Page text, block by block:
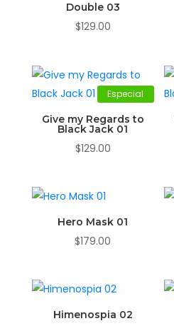
Double 03
$129.00
Especial
Give my Regards to
Black Jack 01
$129.00
Hero Mask 01
$179.00
Himenospia 02